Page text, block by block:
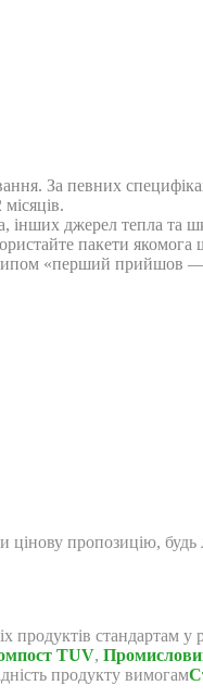
За певних
інших джерел тепла та
пакети
«перший
пропозицію, будь
продуктів стандартам у
TUV,
продукту вимогам